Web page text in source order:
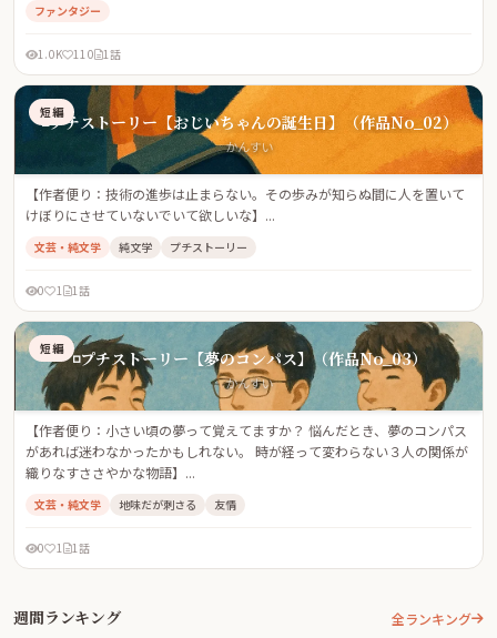
ファンタジー
1.0K 110 1話
◽️プチストーリー【おじいちゃんの誕生日】（作品No_02）
かんすい
短編
【作者便り：技術の進歩は止まらない。その歩みが知らぬ間に人を置いて
けぼりにさせていないでいて欲しいな】...
文芸・純文学 純文学 プチストーリー
0 1 1話
◽️プチストーリー【夢のコンパス】（作品No_03）
かんすい
短編
【作者便り：小さい頃の夢って覚えてますか？ 悩んだとき、夢のコンパス
があれば迷わなかったかもしれない。 時が経って変わらない３人の関係が
織りなすささやかな物語】...
文芸・純文学 地味だが刺さる 友情
0 1 1話
週間ランキング 全ランキング